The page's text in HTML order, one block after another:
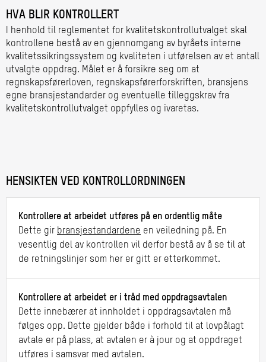
HVA BLIR KONTROLLERT
I henhold til reglementet for kvalitetskontrollutvalget skal
kontrollene bestå av en gjennomgang av byråets interne
kvalitetssikringssystem og kvaliteten i utførelsen av et antall
utvalgte oppdrag. Målet er å forsikre seg om at
regnskapsførerloven, regnskapsførerforskriften, bransjens
egne bransjestandarder og eventuelle tilleggskrav fra
kvalitetskontrollutvalget oppfylles og ivaretas.
HENSIKTEN VED KONTROLLORDNINGEN
Kontrollere at arbeidet utføres på en ordentlig måte
Dette gir bransjestandardene en veiledning på. En
vesentlig del av kontrollen vil derfor bestå av å se til at
de retningslinjer som her er gitt er etterkommet.
Kontrollere at arbeidet er i tråd med oppdragsavtalen
Dette innebærer at innholdet i oppdragsavtalen må
følges opp. Dette gjelder både i forhold til at lovpålagt
avtale er på plass, at avtalen er à jour og at oppdraget
utføres i samsvar med avtalen.